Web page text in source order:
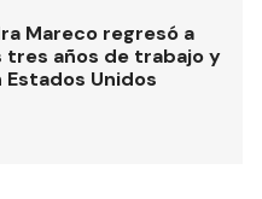
Mareco regresó a
tres años de trabajo y
Unidos